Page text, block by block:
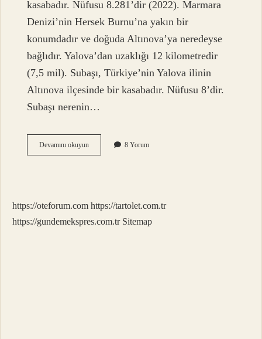
kasabadır. Nüfusu 8.281’dir (2022). Marmara
Denizi’nin Hersek Burnu’na yakın bir
konumdadır ve doğuda Altınova’ya neredeyse
bağlıdır. Yalova’dan uzaklığı 12 kilometredir
(7,5 mil). Subaşı, Türkiye’nin Yalova ilinin
Altınova ilçesinde bir kasabadır. Nüfusu 8’dir.
Subaşı nerenin…
Devamını okuyunSubaşı
Hangi
8 Yorum
https://oteforum.com https://tartolet.com.tr
https://gundemekspres.com.tr Sitemap